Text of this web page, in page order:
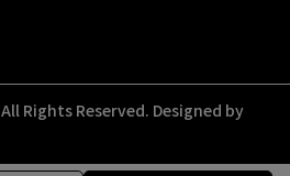
All Rights Reserved. Designed by